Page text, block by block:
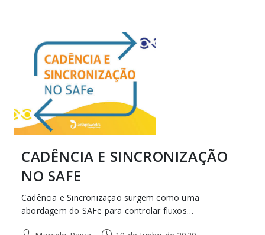
CADÊNCIA E SINCRONIZAÇÃO
NO SAFE
Cadência e Sincronização surgem como uma
abordagem do SAFe para controlar fluxos…